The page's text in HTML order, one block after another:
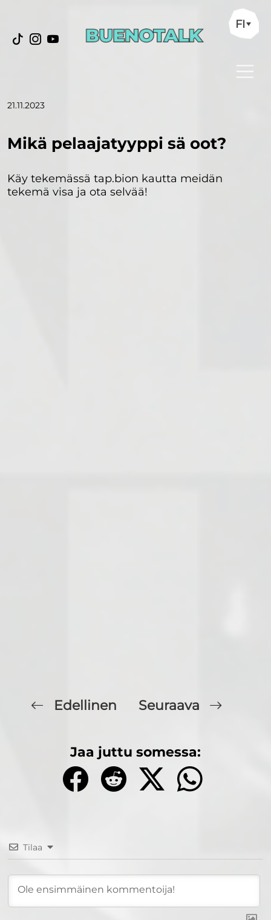
FI
21.11.2023
Mikä pelaajatyyppi sä oot?
Käy tekemässä tap.bion kautta meidän
tekemä visa ja ota selvää!
Edellinen Seuraava
Jaa juttu somessa:
Tilaa